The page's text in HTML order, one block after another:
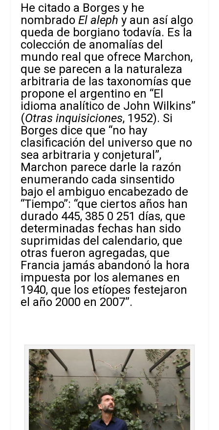
He citado a Borges y he
nombradoEl aleph y aun así algo
queda de borgiano todavía. Es la
colección de anomalías del
mundo real que ofrece Marchon,
que se parecen a la naturaleza
arbitraria de las taxonomías que
propone el argentino en “El
idioma analítico de John Wilkins”
(Otras inquisiciones, 1952). Si
Borges dice que “no hay
clasificación del universo que no
sea arbitraria y conjetural”,
Marchon parece darle la razón
enumerando cada sinsentido
bajo el ambiguo encabezado de
“Tiempo”: “que ciertos años han
durado 445, 385 0 251 días, que
determinadas fechas han sido
suprimidas del calendario, que
otras fueron agregadas, que
Francia jamás abandonó la hora
impuesta por los alemanes en
1940, que los etíopes festejaron
el año 2000 en 2007”.